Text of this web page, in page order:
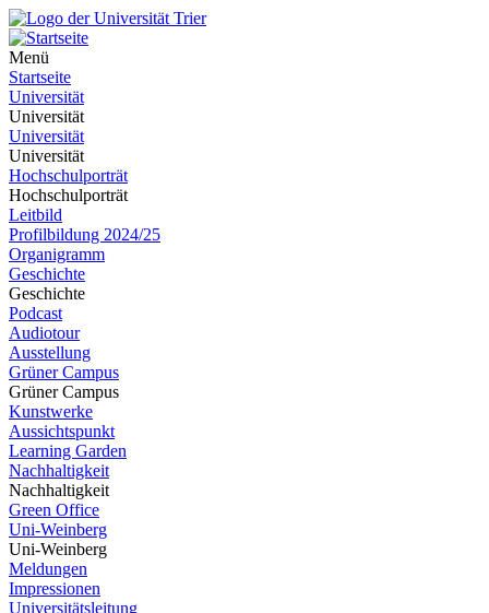
Menü
Startseite
Universität
Universität
Universität
Universität
Hochschulporträt
Hochschulporträt
Leitbild
Profilbildung 2024/25
Organigramm
Geschichte
Geschichte
Podcast
Audiotour
Ausstellung
Grüner Campus
Grüner Campus
Kunstwerke
Aussichtspunkt
Learning Garden
Nachhaltigkeit
Nachhaltigkeit
Green Office
Uni-Weinberg
Uni-Weinberg
Meldungen
Impressionen
Universitätsleitung